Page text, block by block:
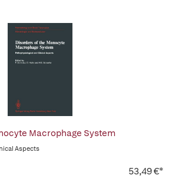
Macrophage System
Aspects
53,49 €*